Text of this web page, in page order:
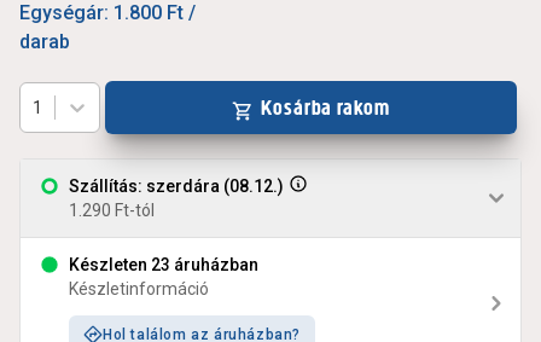
Egységár: 1.800 Ft /
darab
Szállítás: szerdára (08.12.)
1.290 Ft-tól
Készleten 23 áruházban
Készletinformáció
Hol találom az áruházban?
1 Kosárba rakom